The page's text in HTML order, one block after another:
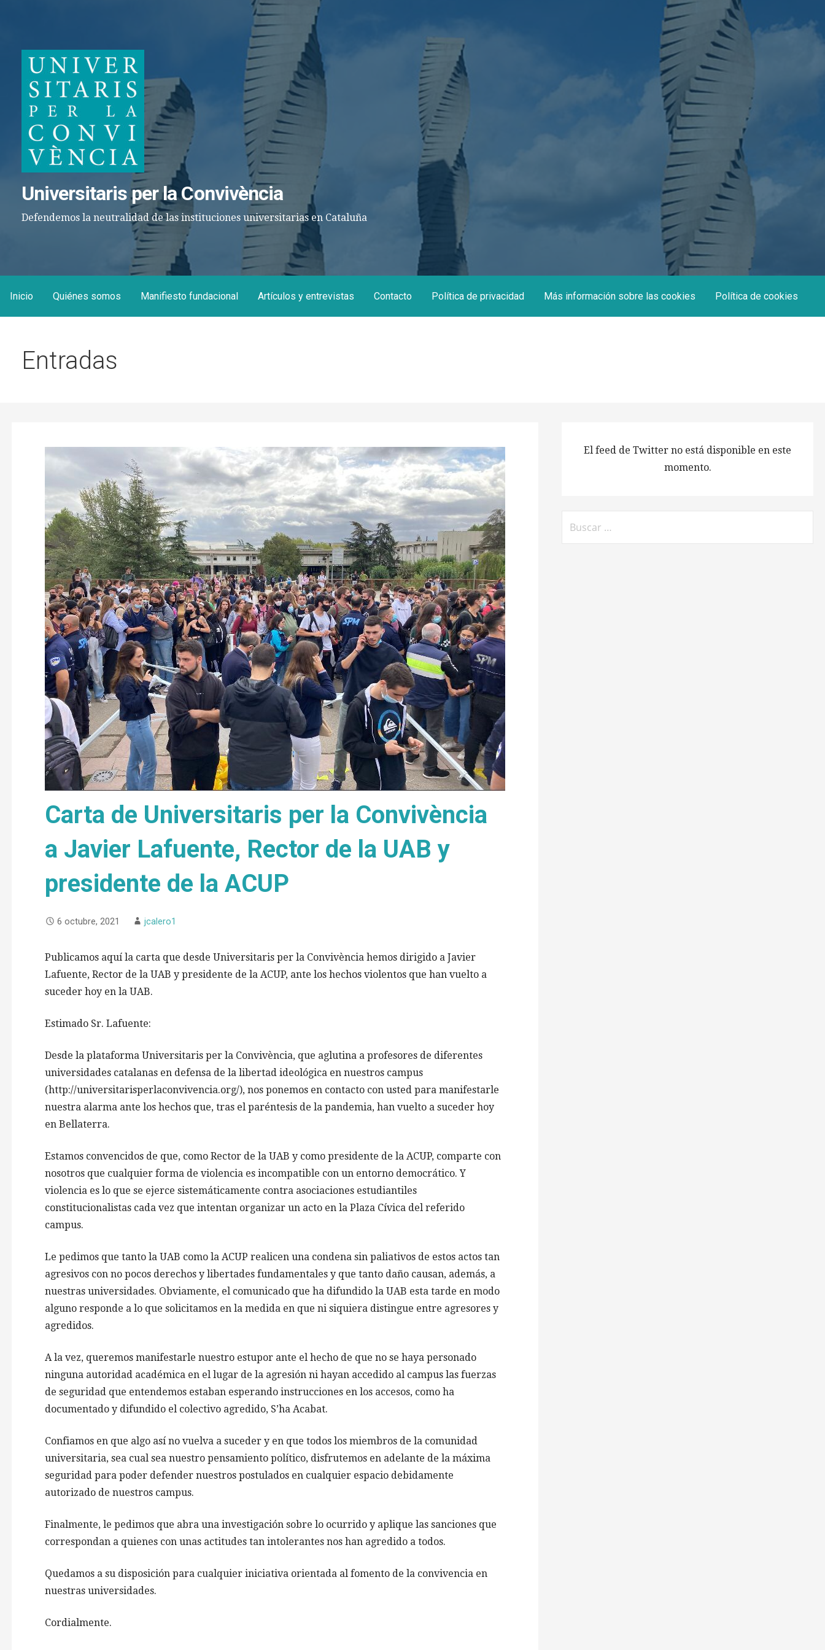
Universitaris per la Convivència
Defendemos la neutralidad de las instituciones universitarias en Cataluña
Inicio Quiénes somos Manifiesto fundacional Artículos y entrevistas Contacto Política de privacidad Más información sobre las cookies Política de cookies
Entradas
Carta de Universitaris per la Convivència
a Javier Lafuente, Rector de la UAB y
presidente de la ACUP
6 octubre, 2021 jcalero1
Publicamos aquí la carta que desde Universitaris per la Convivència hemos dirigido a Javier
Lafuente, Rector de la UAB y presidente de la ACUP, ante los hechos violentos que han vuelto a
suceder hoy en la UAB.
Estimado Sr. Lafuente:
Desde la plataforma Universitaris per la Convivència, que aglutina a profesores de diferentes
universidades catalanas en defensa de la libertad ideológica en nuestros campus
(http://universitarisperlaconvivencia.org/), nos ponemos en contacto con usted para manifestarle
nuestra alarma ante los hechos que, tras el paréntesis de la pandemia, han vuelto a suceder hoy
en Bellaterra.
Estamos convencidos de que, como Rector de la UAB y como presidente de la ACUP, comparte con
nosotros que cualquier forma de violencia es incompatible con un entorno democrático. Y
violencia es lo que se ejerce sistemáticamente contra asociaciones estudiantiles
constitucionalistas cada vez que intentan organizar un acto en la Plaza Cívica del referido
campus.
Le pedimos que tanto la UAB como la ACUP realicen una condena sin paliativos de estos actos tan
agresivos con no pocos derechos y libertades fundamentales y que tanto daño causan, además, a
nuestras universidades. Obviamente, el comunicado que ha difundido la UAB esta tarde en modo
alguno responde a lo que solicitamos en la medida en que ni siquiera distingue entre agresores y
agredidos.
A la vez, queremos manifestarle nuestro estupor ante el hecho de que no se haya personado
ninguna autoridad académica en el lugar de la agresión ni hayan accedido al campus las fuerzas
de seguridad que entendemos estaban esperando instrucciones en los accesos, como ha
documentado y difundido el colectivo agredido, S’ha Acabat.
Confiamos en que algo así no vuelva a suceder y en que todos los miembros de la comunidad
universitaria, sea cual sea nuestro pensamiento político, disfrutemos en adelante de la máxima
seguridad para poder defender nuestros postulados en cualquier espacio debidamente
autorizado de nuestros campus.
Finalmente, le pedimos que abra una investigación sobre lo ocurrido y aplique las sanciones que
correspondan a quienes con unas actitudes tan intolerantes nos han agredido a todos.
Quedamos a su disposición para cualquier iniciativa orientada al fomento de la convivencia en
nuestras universidades.
Cordialmente.
El feed de Twitter no está disponible en este
momento.